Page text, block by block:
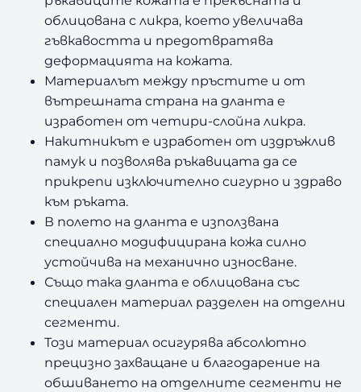
облицована с ликра, което увеличава
гъвкавостта и предотвратява
деформацията на кожата.
Материалът между пръстите и от
вътрешната страна на дланта е
изработен от четири-слойна ликра.
Накитникът е изработен от издръжлив
памук и позволява ръкавицата да се
прикрепи изключително сигурно и здраво
към ръката.
В полето на дланта е използвана
специално модифицирана кожа силно
устойчива на механично износване.
Също така дланта е облицована със
специален материал разделен на отделни
сегменти.
Този материал осигурява абсолютно
прецизно захващане и благодарение на
обшиването на отделните сегменти не